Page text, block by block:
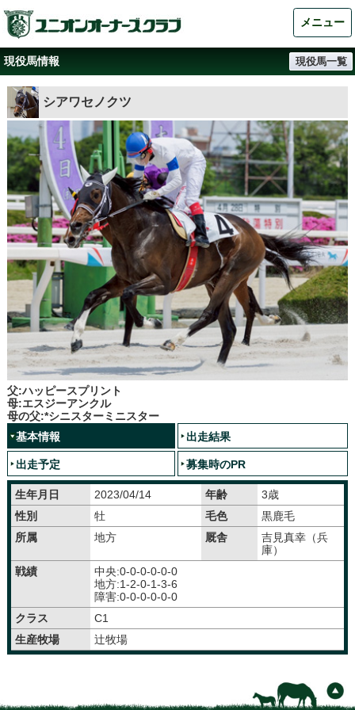
メニュー
現役馬情報 現役馬一覧
シアワセノクツ
父:ハッピースプリント
母:エスジーアンクル
母の父:*シニスターミニスター
基本情報
出走結果
出走予定 募集時のPR
生年月日 2023/04/14 年齢
3歳
性別
牡 毛色
黒鹿毛
所属
地方 厩舎
吉見真幸（兵
庫）
戦績
中央:0-0-0-0-0-0
地方:1-2-0-1-3-6
障害:0-0-0-0-0-0
クラス
C1
生産牧場
辻󠄀牧場